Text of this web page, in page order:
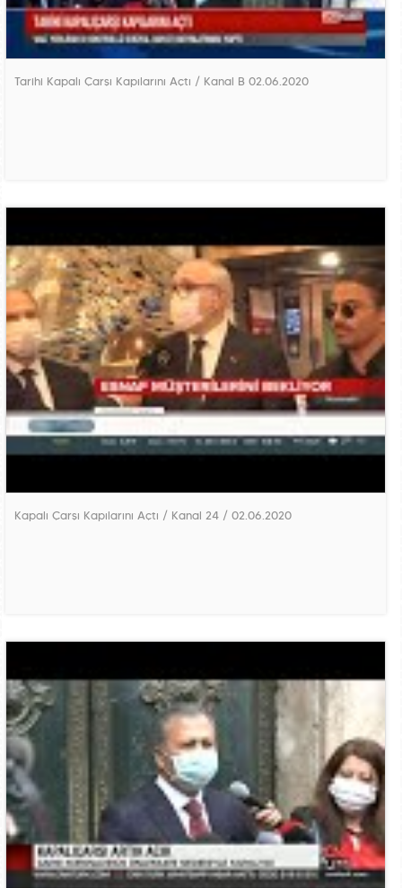
Tarihi Kapalı Çarşı Kapılarını Açtı / Kanal B 02.06.2020
Kapalı Çarşı Kapılarını Açtı / Kanal 24 / 02.06.2020